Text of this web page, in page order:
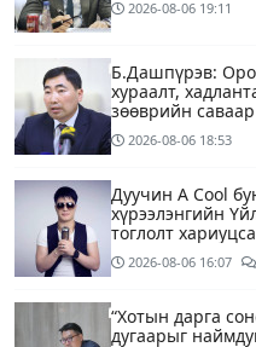
2026-08-06 19:11
Б.Дашпүрэв:
хураалт,
зөөврийн
2026-08-06 18:53
Дуучин A Cool
хүрээлэнгийн
тоглолт
2026-08-06 16:07
“Хотын дарга
дугаарыг